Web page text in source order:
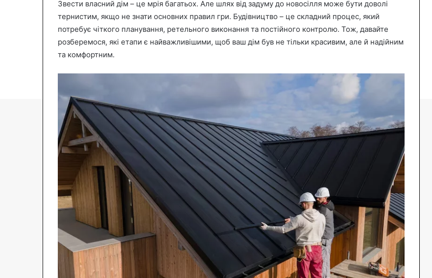
n
e
m
a
Звести власний дім – це мрія багатьох. Але шлях від задуму до новосілля може бути доволі
тернистим, якщо не знати основних правил гри. Будівництво – це складний процес, який
потребує чіткого планування, ретельного виконання та постійного контролю. Тож, давайте
розберемося, які етапи є найважливішими, щоб ваш дім був не тільки красивим, але й надійним
та комфортним.